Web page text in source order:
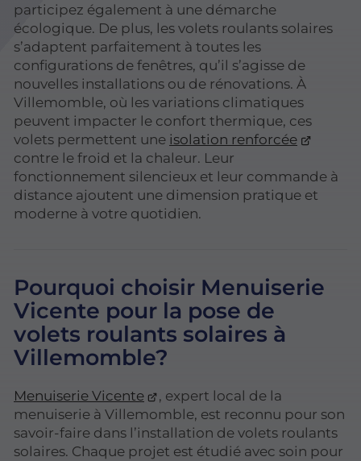
participez également à une démarche
écologique. De plus, les volets roulants solaires
s’adaptent parfaitement à toutes les
configurations de fenêtres, qu’il s’agisse de
nouvelles installations ou de rénovations. À
Villemomble, où les variations climatiques
peuvent impacter le confort thermique, ces
volets permettent une isolation renforcée
contre le froid et la chaleur. Leur
fonctionnement silencieux et leur commande à
distance ajoutent une dimension pratique et
moderne à votre quotidien.
Pourquoi choisir Menuiserie
Vicente pour la pose de
volets roulants solaires à
Villemomble?
Menuiserie Vicente
, expert local de la
menuiserie à Villemomble, est reconnu pour son
savoir-faire dans l’installation de volets roulants
solaires. Chaque projet est étudié avec soin pour